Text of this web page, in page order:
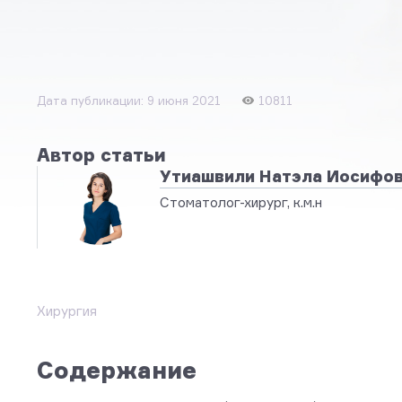
Дата публикации: 9 июня 2021 10811
Автор статьи
Утиашвили Натэла
Стоматолог-хирург, к.м.н
Хирургия
Содержание